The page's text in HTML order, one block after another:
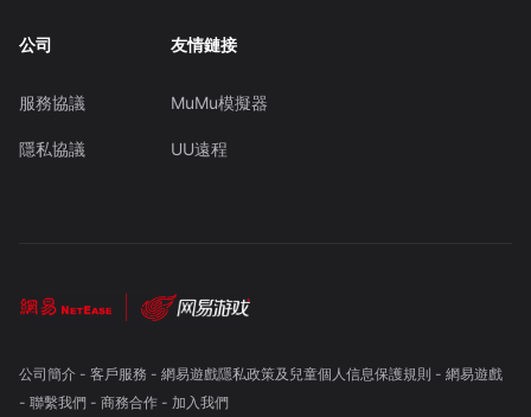
公司
服務協議
隱私協議
友情鏈接
MuMu模擬器
UU遠程
公司簡介- 客戶服務 - 網易遊戲隱私政策及兒童個人信息保護規則 - 網易遊戲
- 聯繫我們- 商務合作- 加入我們